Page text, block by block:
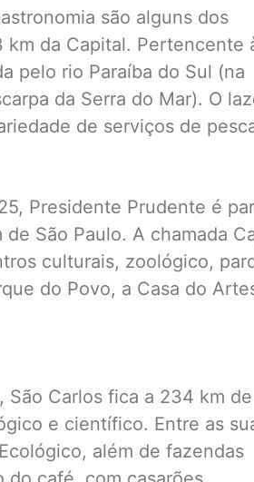
são alguns dos
km da Capital. Pertencente
pelo rio Paraíba do Sul (na
da Serra do Mar). O
de serviços de
Presidente Prudente é
São Paulo. A chamada
culturais, zoológico,
do Povo, a Casa do
Carlos fica a 234 km
e científico. Entre as
além de fazendas